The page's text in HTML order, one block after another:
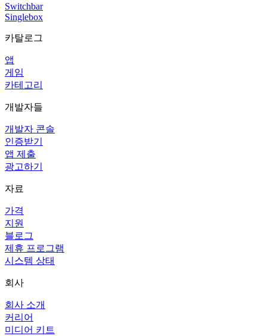
Switchbar
Singlebox
카탈로그
앱
게임
카테고리
개발자들
개발자 콘솔
인증받기
앱 제출
광고하기
자료
가격
지원
블로그
제휴 프로그램
시스템 상태
회사
회사 소개
커리어
미디어 키트